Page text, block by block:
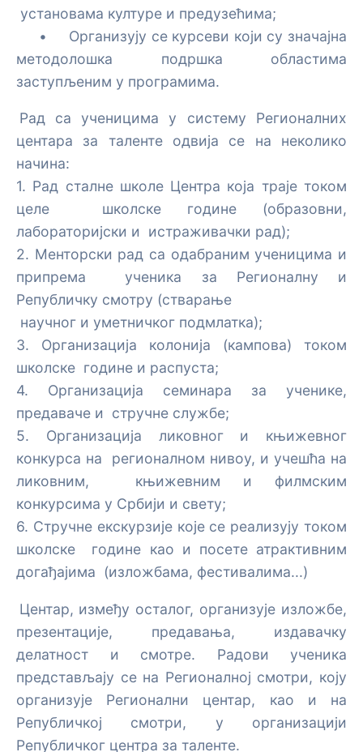
Креативно програмирање за основце
Примењена електроника
Основе Arduino програмирања
Мерење растојања помоћу ултразвучног сензора
Мерење температуре и влажности помоћу DHT11
сензора
Вежба: Arduino и сензор осветљења (LDR)
Увод у примењену електронику
Вежбе са ESP32
Мерење растојања помоћу HC-SR04 сензора и
ESP32 платформе
Вежба: Управљање SG90 серво мотором помоћу
ESP32 платформе
MPU-9250 senzor pokreta i orijentacije sa ESP32 |
Uvod u IMU senzore
Вежба: Сензор светлости са ESP32 платформом
компас са ESP32 и Processing-ом
Акцелерометар са MPU-9250 и ESP32 –
Гравитација, убрзање и нагиб
установама културе и предузећима;
• Организују се курсеви који су значајна
методолошка подршка областима
заступљеним у програмима.
Рад са ученицима у систему Регионалних
центара за таленте одвија се на неколико
начина:
1. Рад сталне школе Центра која траје током
целе школске године (образовни,
лабораторијски и истраживачки рад);
2. Менторски рад са одабраним ученицима и
припрема ученика за Регионалну и
Републичку смотру (стварање
научног и уметничког подмлатка);
3. Организација колонија (кампова) током
школске године и распуста;
4. Организација семинара за ученике,
предаваче и стручне службе;
5. Организација ликовног и књижевног
конкурса на регионалном нивоу, и учешћа на
ликовним, књижевним и филмским
конкурсима у Србији и свету;
6. Стручне екскурзије које се реализују током
школске године као и посете атрактивним
догађајима (изложбама, фестивалима...)
Центар, између осталог, организује изложбе,
презентације, предавања, издавачку
делатност и смотре. Радови ученика
представљају се на Регионалној смотри, коју
oрганизује Регионални центар, као и на
Републичкој смотри, у организацији
Републичког центра за таленте.